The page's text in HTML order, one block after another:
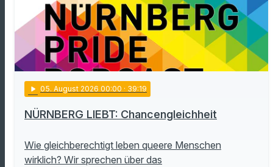
play_arrow 05. August 2026 00:00 · 39:19
NÜRNBERG LIEBT: Chancengleichheit
Wie gleichberechtigt leben queere Menschen
wirklich? Wir sprechen über das